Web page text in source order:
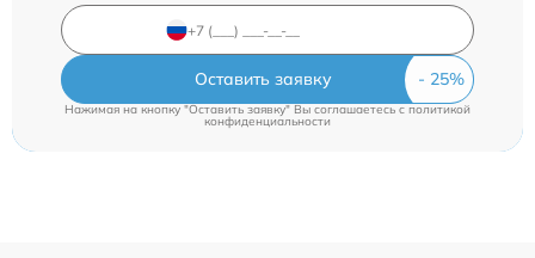
Оставить заявку
Нажимая на кнопку "Оставить заявку" Вы соглашаетесь cполитикой
конфиденциальности